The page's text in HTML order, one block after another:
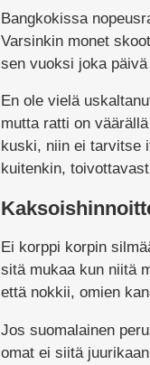
Bangkokissa
Varsinkin monet
sen vuoksi joka
En ole vielä
mutta ratti on
kuski, niin ei tarvitse
kuitenkin,
Ei korppi korpin
sitä mukaa kun niitä
että nokkii, omien
Jos suomalainen
omat ei siitä